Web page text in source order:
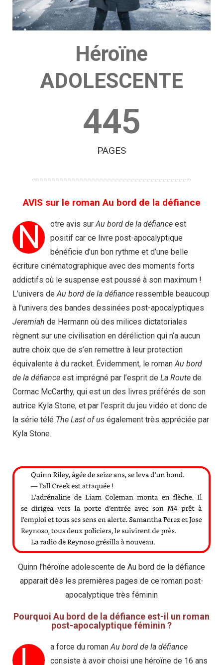
Héroïne
ADOLESCENTE
445
PAGES
AVIS sur le roman Au bord de la défiance
N otre avis surAu bord de la défiance est
positif car ce livre post-apocalyptique
bénéficie d’un bon rythme et d’une belle
écriture cinématographique avec des moments forts
addictifs où le suspense est poussé à son maximum !
L’univers deAu bord de la défiance ressemble beaucoup
à l’univers des bandes dessinées post-apocalyptiques
Jeremiah de Hermann où des milices dictatoriales
règnent sur une civilisation en déréliction qui n’a aucun
autre choix que de s’en remettre à leur protection
équivalente à du racket. Évidemment, le romanAu bord
de la défiance est imprégné par l’esprit de La Route de
Cormac McCarthy, qui est un des livres préférés de son
autrice Kyla Stone, et par l’esprit du jeu vidéo et donc de
la série télé The Last of us également très appréciée par
Kyla Stone.
Quinn l'héroïne adolescente de Au bord de la défiance
apparait dès les premières pages de ce roman post-
apocalyptique très féminin
Pourquoi Au bord de la défiance est-il un roman
post-apocalyptique féminin ?
a force du romanAu bord de la défiance
consiste à avoir choisi une héroïne de 16 ans